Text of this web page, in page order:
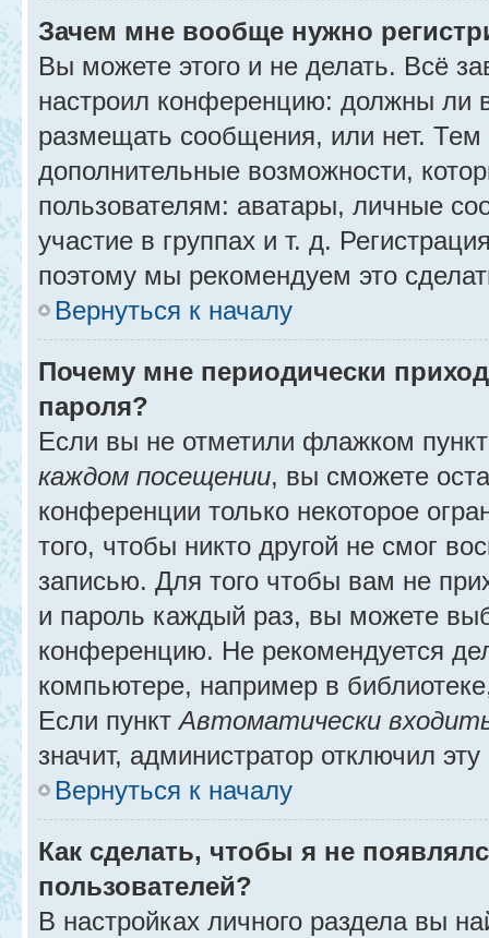
Зачем мне вообще нужно
Вы можете этого и не делать. Всё
настроил конференцию: должны ли
размещать сообщения, или нет.
дополнительные возможности,
пользователям: аватары, личные
участие в группах и т. д.
поэтому мы рекомендуем это
Вернуться к началу
Почему мне периодически
пароля?
Если вы не отметили флажком
каждом посещении, вы сможете
конференции только некоторое
того, чтобы никто другой не смог
записью. Для того чтобы вам не
и пароль каждый раз, вы можете
конференцию. Не рекомендуется
компьютере, например в
Если пунктАвтоматически
значит, администратор отключил
Вернуться к началу
Как сделать, чтобы я не
пользователей?
В настройках личного раздела вы